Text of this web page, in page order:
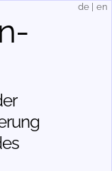
de en